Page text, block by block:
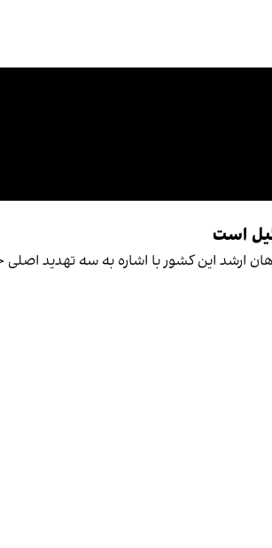
است
ارشد این کشور با اشاره به سه تهدید